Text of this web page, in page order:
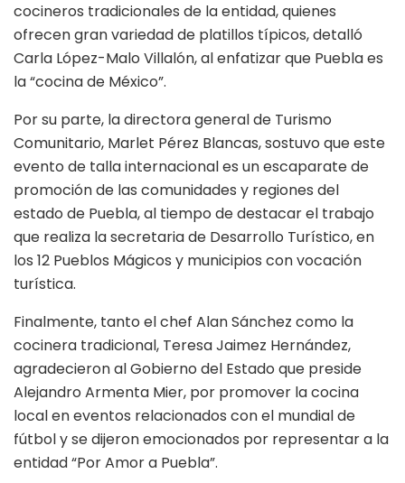
cocineros tradicionales de la entidad, quienes
ofrecen gran variedad de platillos típicos, detalló
Carla López-Malo Villalón, al enfatizar que Puebla es
la “cocina de México”.
Por su parte, la directora general de Turismo
Comunitario, Marlet Pérez Blancas, sostuvo que este
evento de talla internacional es un escaparate de
promoción de las comunidades y regiones del
estado de Puebla, al tiempo de destacar el trabajo
que realiza la secretaria de Desarrollo Turístico, en
los 12 Pueblos Mágicos y municipios con vocación
turística.
Finalmente, tanto el chef Alan Sánchez como la
cocinera tradicional, Teresa Jaimez Hernández,
agradecieron al Gobierno del Estado que preside
Alejandro Armenta Mier, por promover la cocina
local en eventos relacionados con el mundial de
fútbol y se dijeron emocionados por representar a la
entidad “Por Amor a Puebla”.